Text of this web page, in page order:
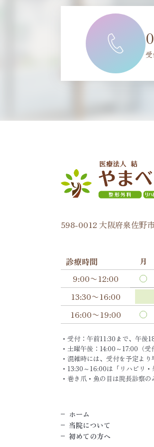
598-0012 大阪府泉佐野
診療時間 月
9:00〜12:00
13:30〜16:00
16:00〜19:00
・受付：午前11:30まで、午後
・土曜午後：14:00～17:00（受
・混雑時には、受付を予定よ
・13:30～16:00は「リハビリ
・巻き爪・魚の目は院長診察の
ホーム
当院について
初めての方へ